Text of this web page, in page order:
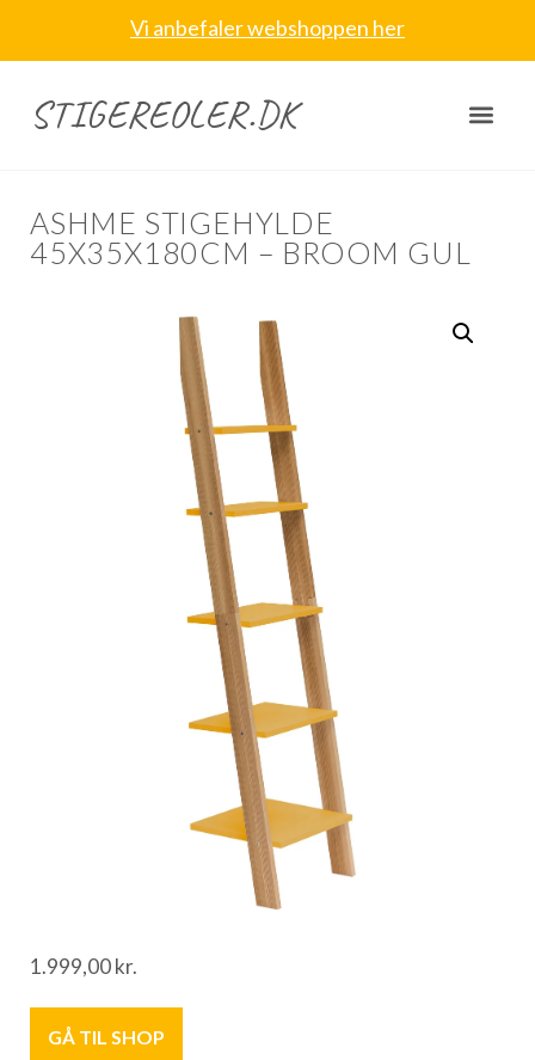
Vi anbefaler webshoppen her
STIGEREOLER.DK
ASHME STIGEHYLDE
45X35X180CM – BROOM GUL
1.999,00kr.
GÅ TIL SHOP